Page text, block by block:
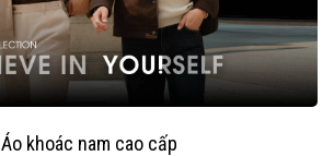
Áo khoác nam cao cấp